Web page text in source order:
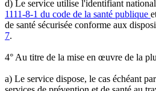
d) Le service utilise l'identifiant
1111-8-1 du code de la santé publique
de santé sécurisée conforme aux
7.
4° Au titre de la mise en œuvre de la
a) Le service dispose, le cas échéant